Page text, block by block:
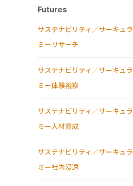
Futures
サステナビリティ／サーキュ
ミーリサーチ
サステナビリティ／サーキュ
ミー体験視察
サステナビリティ／サーキュ
ミー人材育成
サステナビリティ／サーキュ
ミー社内浸透